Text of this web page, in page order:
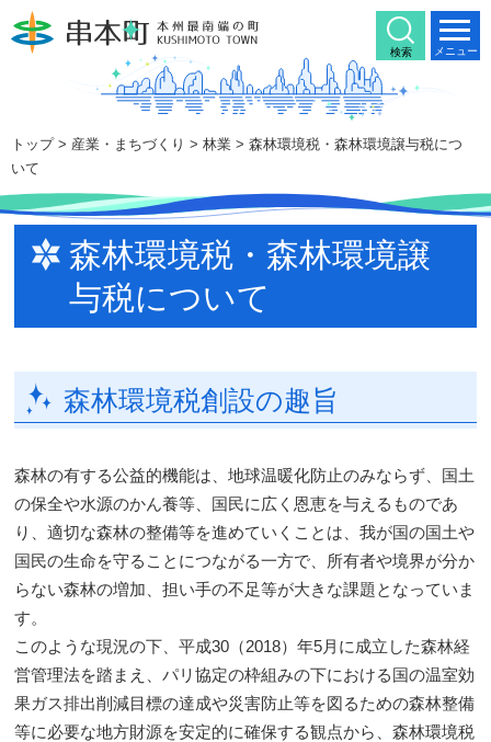
文
メニュー
トップ> 産業・まちづくり > 林業 > 森林環境税・森林環境譲与税につ
いて
検索
森林環境税・森林環境譲
与税について
森林環境税創設の趣旨
森林の有する公益的機能は、地球温暖化防止のみならず、国土
の保全や水源のかん養等、国民に広く恩恵を与えるものであ
り、適切な森林の整備等を進めていくことは、我が国の国土や
国民の生命を守ることにつながる一方で、所有者や境界が分か
らない森林の増加、担い手の不足等が大きな課題となっていま
す。
このような現況の下、平成30（2018）年5月に成立した森林経
営管理法を踏まえ、パリ協定の枠組みの下における国の温室効
果ガス排出削減目標の達成や災害防止等を図るための森林整備
等に必要な地方財源を安定的に確保する観点から、森林環境税